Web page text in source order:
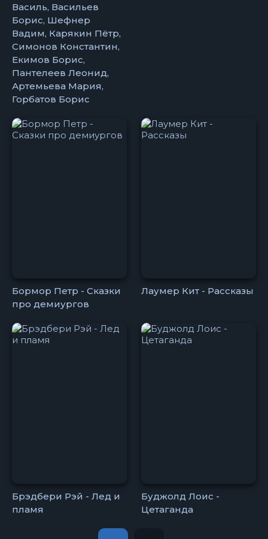
Василь, Васильев
Борис, Шефнер
Вадим, Карякин Пётр,
Симонов Константин,
Екимов Борис,
Пантелеев Леонид,
Артемьева Мария,
Горбатов Борис
Бормор Петр - Сказки
про демиургов
Лаумер Кит - Рассказы
Брэдбери Рэй - Лед и
пламя
Буджолд Лоис -
Цетаганда